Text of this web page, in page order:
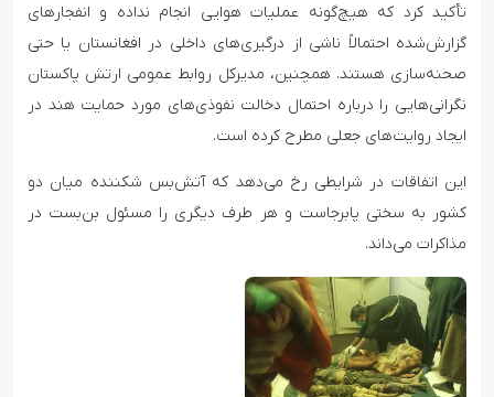
تأکید کرد که هیچ‌گونه عملیات هوایی انجام نداده و انفجارهای
گزارش‌شده احتمالاً ناشی از درگیری‌های داخلی در افغانستان یا حتی
صحنه‌سازی هستند. همچنین، مدیرکل روابط عمومی ارتش پاکستان
نگرانی‌هایی را درباره احتمال دخالت نفوذی‌های مورد حمایت هند در
ایجاد روایت‌های جعلی مطرح کرده است.
این اتفاقات در شرایطی رخ می‌دهد که آتش‌بس شکننده میان دو
کشور به سختی پابرجاست و هر طرف دیگری را مسئول بن‌بست در
مذاکرات می‌داند.